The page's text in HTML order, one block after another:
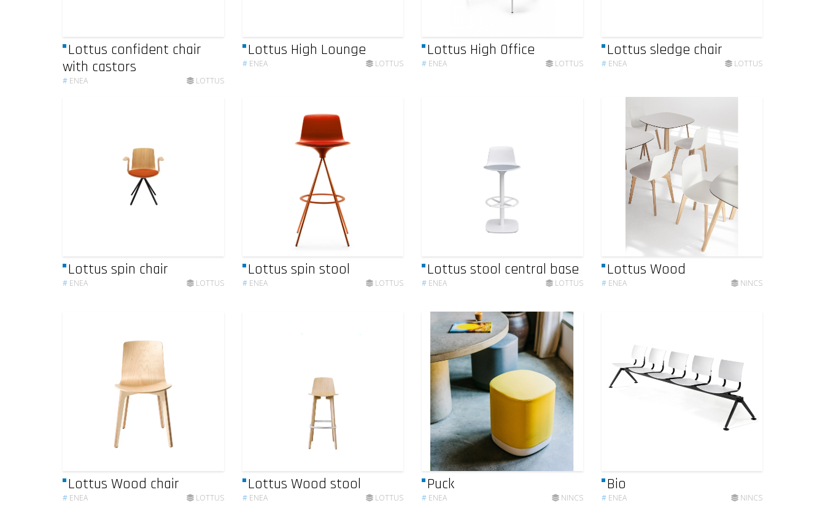
Lottus confident chair
with castors
# ENEA LOTTUS
Lottus High Lounge
# ENEA LOTTUS
Lottus High Office
# ENEA LOTTUS
Lottus sledge chair
# ENEA LOTTUS
Lottus spin chair
# ENEA LOTTUS
Lottus spin stool
# ENEA LOTTUS
Lottus stool central base
# ENEA LOTTUS
Lottus Wood
# ENEA NINCS
Lottus Wood chair
# ENEA LOTTUS
Lottus Wood stool
# ENEA LOTTUS
Puck
# ENEA NINCS
Bio
# ENEA NINCS